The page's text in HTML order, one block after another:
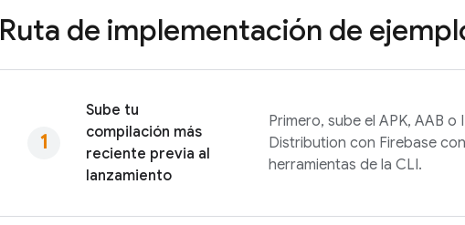
Ruta de implementación de
Sube tu
compilación más
reciente previa al
lanzamiento
Primero, sube el APK, AAB o
Distribution con Firebase
herramientas de la CLI.